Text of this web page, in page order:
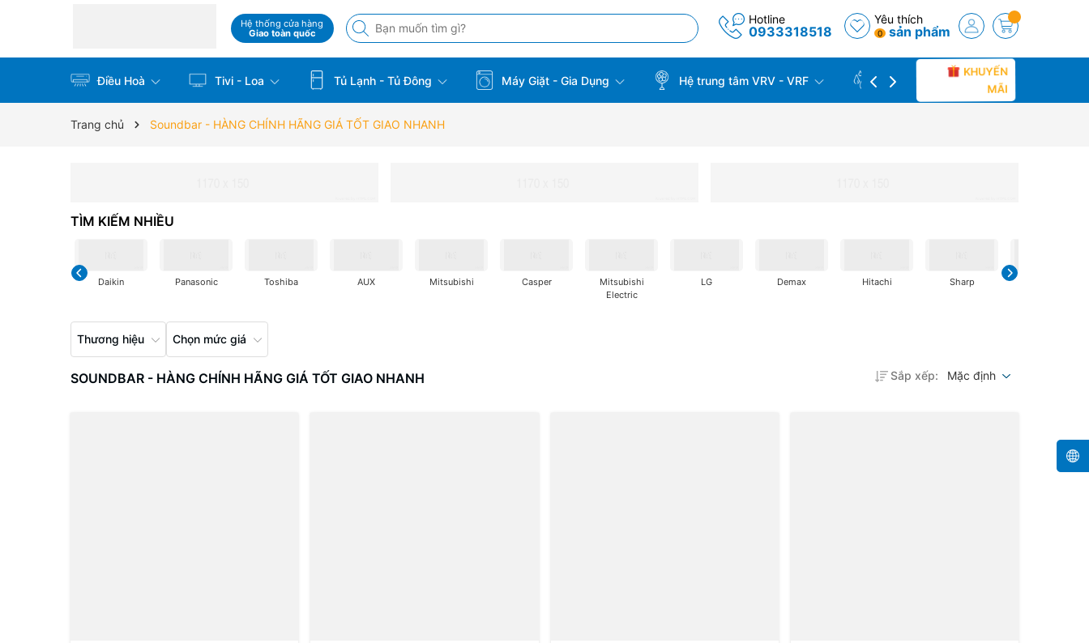
Hệ thống cửa hàng
Giao toàn quốc
Hotline
0933318518
Yêu thích
0 sản phẩm
Điều Hoà Tivi - Loa Tủ Lạnh - Tủ Đông Máy Giặt - Gia Dụng Hệ trung tâm VRV - VRF CÔNG TRÌNH THỰC TẾ
KHUYẾN
MÃI
Trang chủ Soundbar - HÀNG CHÍNH HÃNG GIÁ TỐT GIAO NHANH
TÌM KIẾM NHIỀU
Daikin Panasonic Toshiba AUX Mitsubishi Casper
Mitsubishi
Electric
LG Demax Hitachi Sharp
Thương hiệu Chọn mức giá
Sắp xếp: Mặc định
SOUNDBAR - HÀNG CHÍNH HÃNG GIÁ TỐT GIAO NHANH